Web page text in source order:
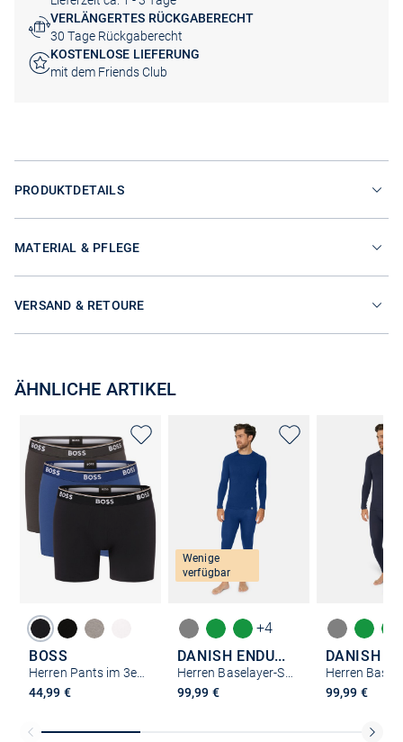
VERLÄNGERTES RÜCKGABERECHT
30 Tage Rückgaberecht
KOSTENLOSE LIEFERUNG
mit dem Friends Club
PRODUKTDETAILS
MATERIAL & PFLEGE
VERSAND & RETOURE
ÄHNLICHE ARTIKEL
BOSS
Herren Pants im 3er-Pack
44,99 €
Wenige
verfügbar
+4
DANISH ENDURANCE
99,99 €
99,99 €